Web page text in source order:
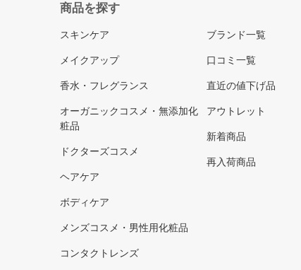
商品を探す
スキンケア
メイクアップ
香水・フレグランス
オーガニックコスメ・無添加化
粧品
ドクターズコスメ
ヘアケア
ボディケア
メンズコスメ・男性用化粧品
コンタクトレンズ
ブランド一覧
口コミ一覧
直近の値下げ品
アウトレット
新着商品
再入荷商品